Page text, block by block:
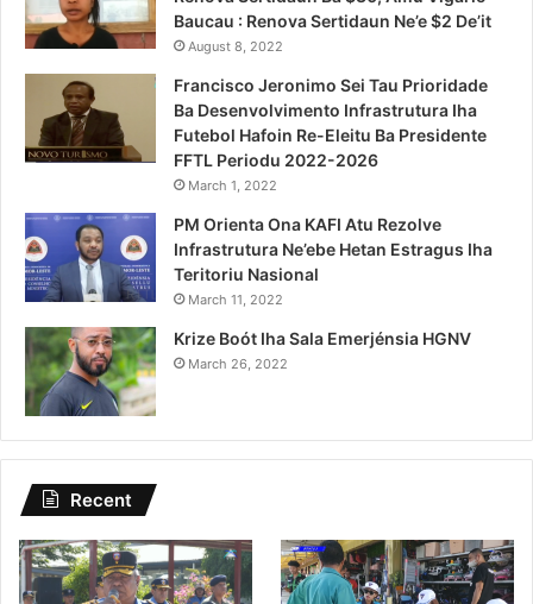
Baucau : Renova Sertidaun Ne’e $2 De’it
August 8, 2022
Francisco Jeronimo Sei Tau Prioridade
Ba Desenvolvimento Infrastrutura Iha
Futebol Hafoin Re-Eleitu Ba Presidente
FFTL Periodu 2022-2026
March 1, 2022
PM Orienta Ona KAFI Atu Rezolve
Infrastrutura Ne’ebe Hetan Estragus Iha
Teritoriu Nasional
March 11, 2022
Krize Boót Iha Sala Emerjénsia HGNV
March 26, 2022
Recent